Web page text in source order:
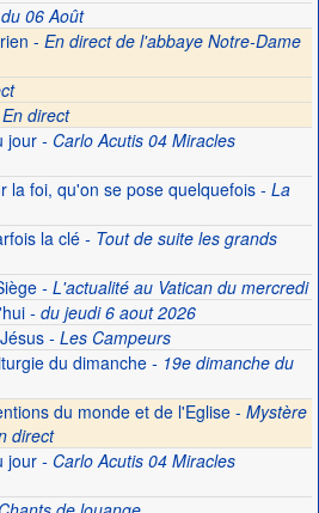
06 Août
- En direct de l'abbaye Notre-Dame
En direct
jour- Carlo Acutis 04 Miracles
la foi, qu'on se pose quelquefois- La
la clé- Tout de suite les grands
- L'actualité au Vatican du mercredi
- du jeudi 6 aout 2026
- Les Campeurs
du dimanche- 19e dimanche du
du monde et de l'Eglise - Mystère
direct
jour- Carlo Acutis 04 Miracles